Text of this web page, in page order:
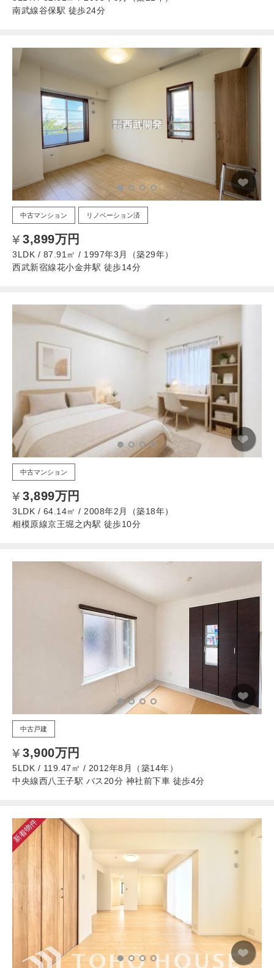
南武線谷保駅 徒歩24分
中古マンション リノベーション済
3,899万円
3LDK / 87.91㎡ / 1997年3月（築29年）
西武新宿線花小金井駅 徒歩14分
中古マンション
3,899万円
3LDK / 64.14㎡ / 2008年2月（築18年）
相模原線京王堀之内駅 徒歩10分
中古戸建
3,900万円
5LDK / 119.47㎡ / 2012年8月（築14年）
中央線西八王子駅 バス20分 神社前下車 徒歩4分
新着物件